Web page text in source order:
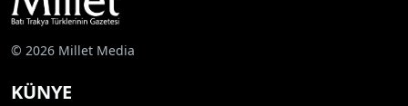
© 2026 Millet Media
KÜNYE